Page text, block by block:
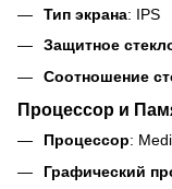
Тип экрана: IPS
Защитное
Соотношение
Процессор и
Процессор:
Графический